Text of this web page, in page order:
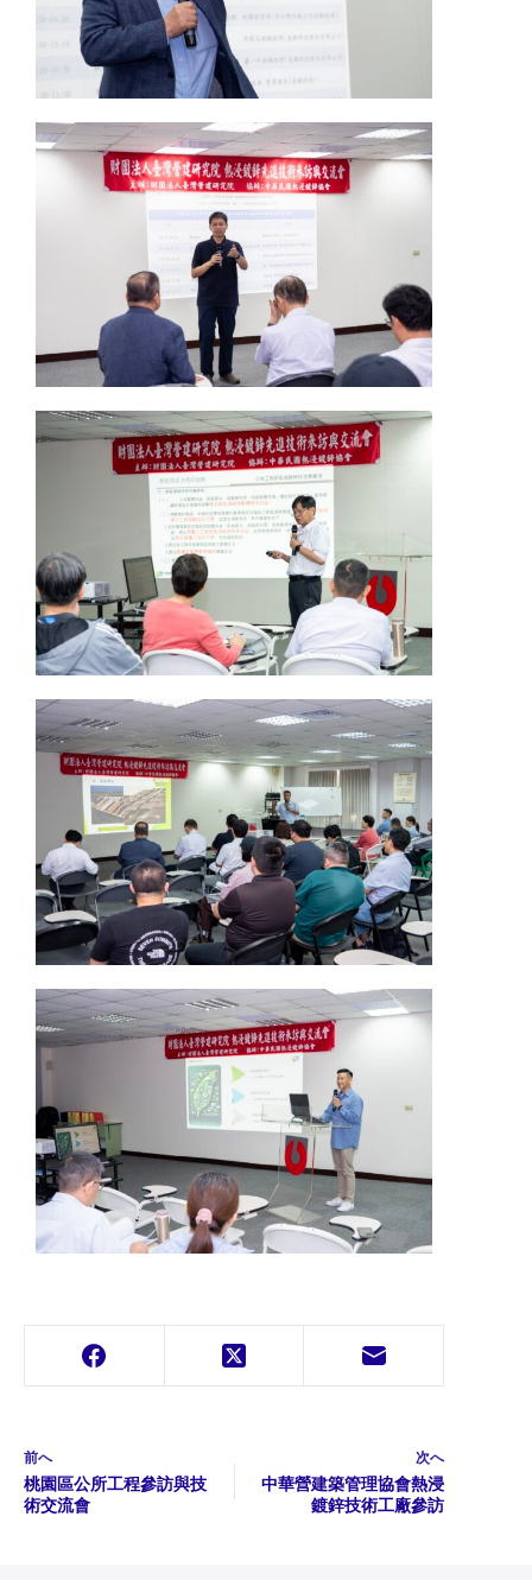
前へ
桃園區公所工程參訪與技
術交流會
次へ
中華營建築管理協會熱浸
鍍鋅技術工廠參訪